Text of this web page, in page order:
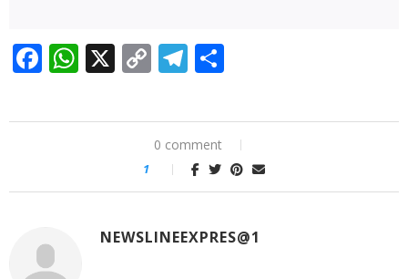
Facebook
WhatsApp
X CopyTelegram
0 comment
1
NEWSLINEEXPRES@1